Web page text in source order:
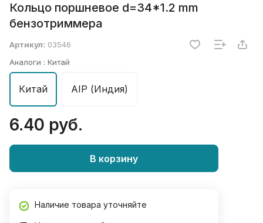
Кольцо поршневое d=34*1.2 mm
бензотриммера
Артикул: 03546
Аналоги : Китай
Китай AIP (Индия)
6.40 руб.
В корзину
Наличие товара уточняйте